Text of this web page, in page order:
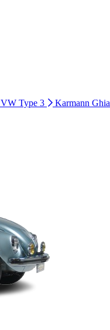
VW Type 3 Karmann Ghia